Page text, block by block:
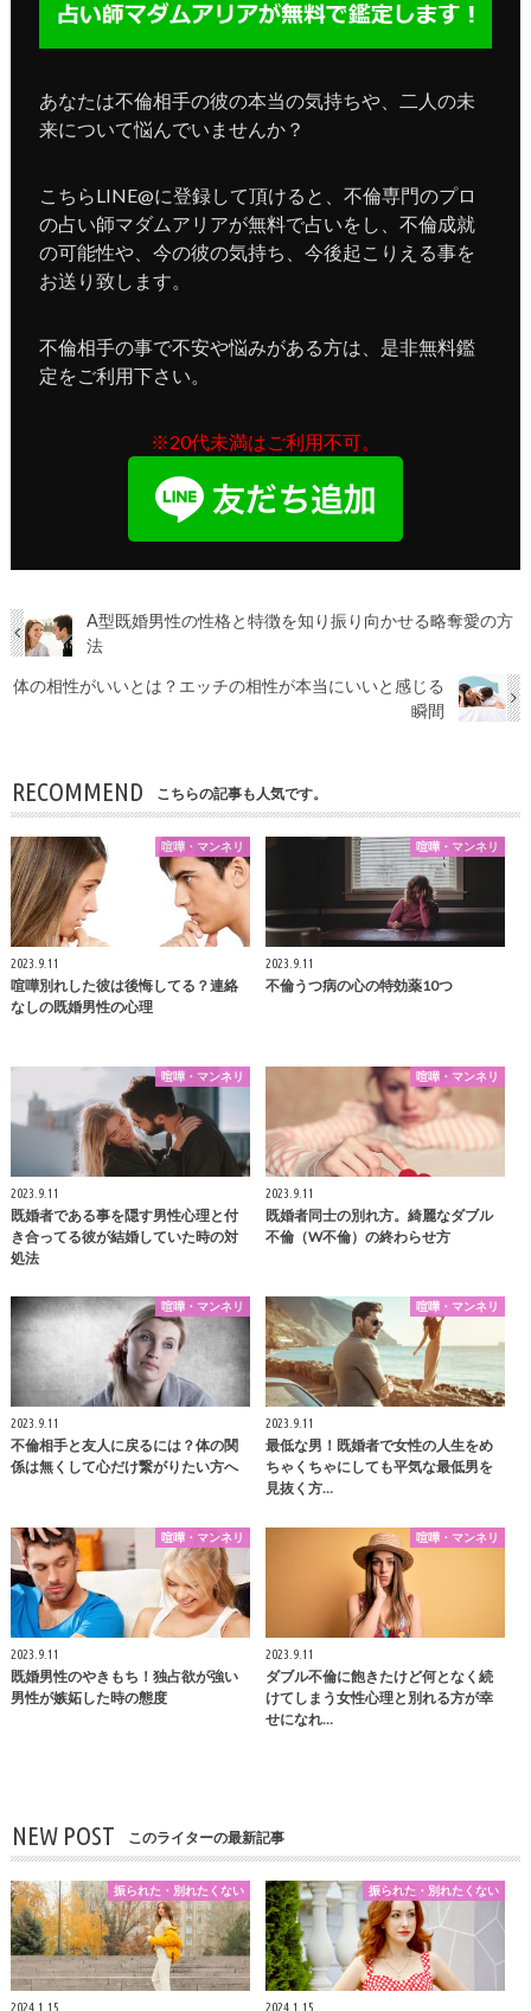
あなたは不倫相手の彼の本当の気持ちや、二人の未
来について悩んでいませんか？
こちらLINE@に登録して頂けると、不倫専門のプロ
の占い師マダムアリアが無料で占いをし、不倫成就
の可能性や、今の彼の気持ち、今後起こりえる事を
お送り致します。
不倫相手の事で不安や悩みがある方は、是非無料鑑
定をご利用下さい。
※20代未満はご利用不可。
A型既婚男性の性格と特徴を知り振り向かせる略奪愛の方
法
体の相性がいいとは？エッチの相性が本当にいいと感じる
瞬間
RECOMMEND こちらの記事も人気です。
喧嘩・マンネリ
2023.9.11
喧嘩別れした彼は後悔してる？連絡
なしの既婚男性の心理
喧嘩・マンネリ
2023.9.11
不倫うつ病の心の特効薬10つ
喧嘩・マンネリ
2023.9.11
既婚者である事を隠す男性心理と付
き合ってる彼が結婚していた時の対
処法
喧嘩・マンネリ
2023.9.11
既婚者同士の別れ方。綺麗なダブル
不倫（W不倫）の終わらせ方
喧嘩・マンネリ
2023.9.11
不倫相手と友人に戻るには？体の関
係は無くして心だけ繋がりたい方へ
喧嘩・マンネリ
2023.9.11
最低な男！既婚者で女性の人生をめ
ちゃくちゃにしても平気な最低男を
見抜く方…
喧嘩・マンネリ
2023.9.11
既婚男性のやきもち！独占欲が強い
男性が嫉妬した時の態度
喧嘩・マンネリ
2023.9.11
ダブル不倫に飽きたけど何となく続
けてしまう女性心理と別れる方が幸
せになれ…
NEW POST このライターの最新記事
振られた・別れたくない
2024.1.15
振られた・別れたくない
2024.1.15